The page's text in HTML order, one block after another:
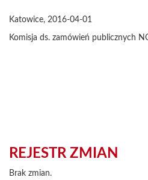
Katowice, 2016-04-01
Komisja ds. zamówień publicznych
REJESTR ZMIAN
Brak zmian.